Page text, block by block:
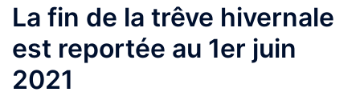
La fin de la trêve hivernale
est reportée au 1er juin
2021